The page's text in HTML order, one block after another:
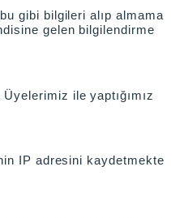
gibi bilgileri alıp almama
gelen bilgilendirme
ile yaptığımız
IP adresini kaydetmekte